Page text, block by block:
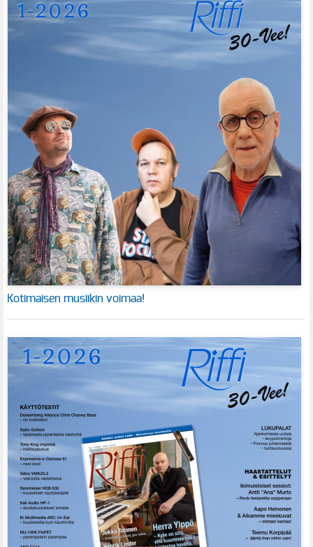
Kotimaisen musiikin voimaa!